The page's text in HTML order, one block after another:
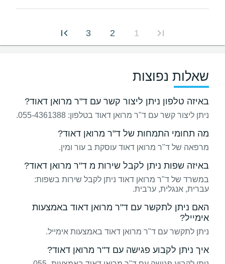
1
2
3
שאלות נפוצות
באיזה טלפון ניתן ליצור קשר עם ד"ר מרואן דאוד?
ניתן ליצור קשר עם ד"ר מרואן דאוד בטלפון: 055-4361388.
מה תחומי התמחות של ד"ר מרואן דאוד?
מרפאה של ד"ר מרואן דאוד עוסקת ב עור ומין.
באיזה שפות ניתן לקבל שירות מ ד"ר מרואן דאוד?
במשרד של ד"ר מרואן דאוד ניתן לקבל שירות בשפות:
עברית, אנגלית, ערבית.
האם ניתן לתקשר עם ד"ר מרואן דאוד באמצעות
אימייל?
ניתן לתקשר עם ד"ר מרואן דאוד באמצעות אימייל.
איך ניתן לקבוע פגישה עם ד"ר מרואן דאוד?